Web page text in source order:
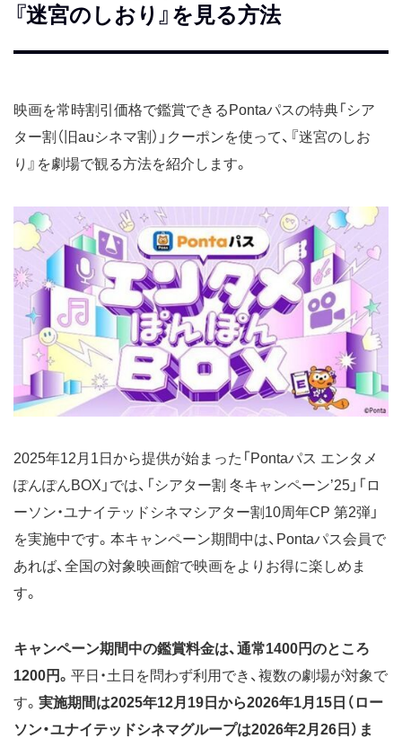
『迷宮のしおり』を見る方法
映画を常時割引価格で鑑賞できるPontaパスの特典「シア
ター割（旧auシネマ割）」クーポンを使って、『迷宮のしお
り』を劇場で観る方法を紹介します。
2025年12月1日から提供が始まった「Pontaパス エンタメ
ぽんぽんBOX」では、「シアター割 冬キャンペーン’25」「ロ
ーソン・ユナイテッドシネマシアター割10周年CP 第2弾」
を実施中です。本キャンペーン期間中は、Pontaパス会員で
あれば、全国の対象映画館で映画をよりお得に楽しめま
す。
キャンペーン期間中の鑑賞料金は、通常1400円のところ
1200円。 平日・土日を問わず利用でき、複数の劇場が対象で
す。 実施期間は2025年12月19日から2026年1月15日（ロー
ソン・ユナイテッドシネマグループは2026年2月26日）ま